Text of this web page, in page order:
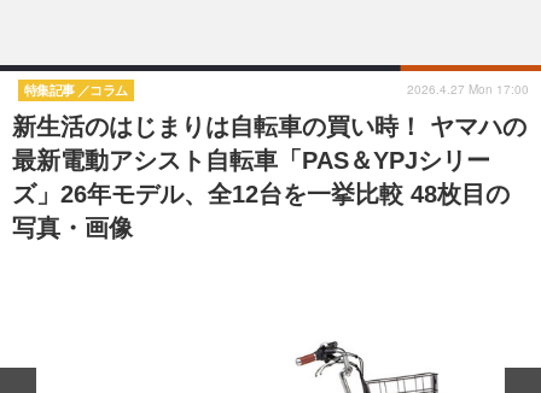
甲信越 北陸
東海 関西
中国 四国
ディテイリング
新生活のはじまりは自転車の買い時！ ヤマハの
最新電動アシスト自転車「PAS＆YPJシリー
ズ」26年モデル、全12台を一挙比較 48枚目の
写真・画像
特集記事 コラム 2026.4.27 Mon 17:00